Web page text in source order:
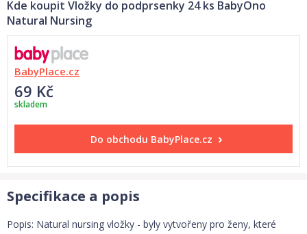
Kde koupit Vložky do podprsenky 24 ks BabyOno
Natural Nursing
BabyPlace.cz
69 Kč
skladem
Do obchodu BabyPlace.cz
Specifikace a popis
Popis: Natural nursing vložky - byly vytvořeny pro ženy, které